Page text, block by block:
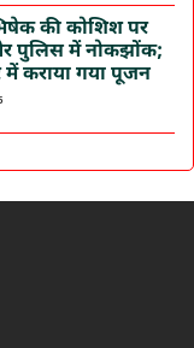
की कोशिश पर
पुलिस में नोकझोंक;
में कराया गया पूजन